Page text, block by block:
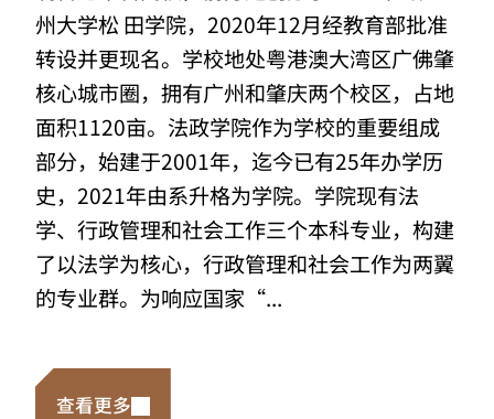
州大学松 田学院，2020年12月经教育部批准
转设并更现名。学校地处粤港澳大湾区广佛肇
核心城市圈，拥有广州和肇庆两个校区，占地
面积1120亩。法政学院作为学校的重要组成
部分，始建于2001年，迄今已有25年办学历
史，2021年由系升格为学院。学院现有法
学、行政管理和社会工作三个本科专业，构建
了以法学为核心，行政管理和社会工作为两翼
的专业群。为响应国家“...
查看更多